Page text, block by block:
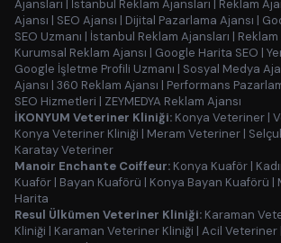
Ajansları | İstanbul Reklam Ajansları | Reklam
Ajansı | SEO Ajansı | Dijital Pazarlama Ajansı |
SEO Uzmanı | İstanbul Reklam Ajansları | Reklam
Kurumsal Reklam Ajansı | Google Harita SEO |
Google İşletme Profili Uzmanı | Sosyal Medya
Ajansı | 360 Reklam Ajansı | Performans
SEO Hizmetleri | ZEYMEDYA Reklam Ajansı
İKONYUM Veteriner Kliniği: Konya Veteriner |
Konya Veteriner Kliniği | Meram Veteriner |
Karatay Veteriner
Manoir Enchante Coiffeur: Konya Kuaför |
Kuaför | Bayan Kuaförü | Konya Bayan Kuaförü |
Harita
Resul Ülkümen Veteriner Kliniği: Karaman
Kliniği | Karaman Veteriner Kliniği | Acil Veteriner